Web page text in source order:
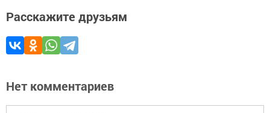
Расскажите друзьям
Нет комментариев